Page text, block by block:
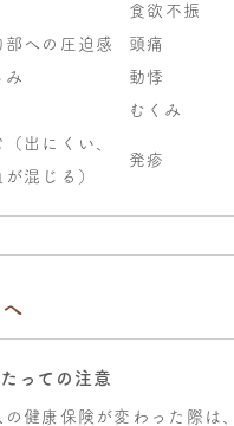
食欲不振
部への圧迫感
頭痛
み
動悸
むくみ
（出にくい、
混じる）
発疹
っての注意
の健康保険が変わった際は